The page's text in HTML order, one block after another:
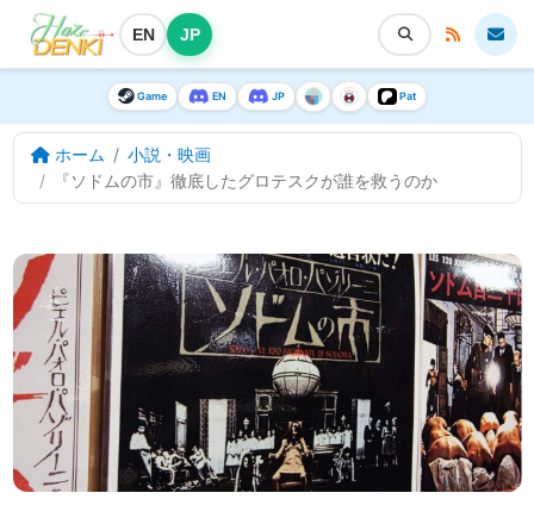
EN JP
Game EN JP Pat
ホーム
小説・映画
『ソドムの市』徹底したグロテスクが誰を救うのか